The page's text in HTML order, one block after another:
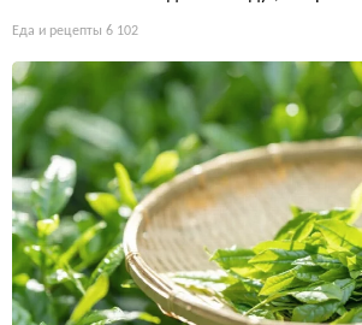
Еда и рецепты 6 102